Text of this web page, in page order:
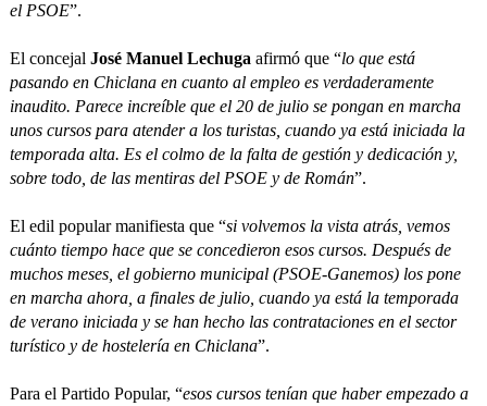
el PSOE”.
El concejal José Manuel Lechuga afirmó que “lo que está
pasando en Chiclana en cuanto al empleo es verdaderamente
inaudito. Parece increíble que el 20 de julio se pongan en marcha
unos cursos para atender a los turistas, cuando ya está iniciada la
temporada alta. Es el colmo de la falta de gestión y dedicación y,
sobre todo, de las mentiras del PSOE y de Román”.
El edil popular manifiesta que “si volvemos la vista atrás, vemos
cuánto tiempo hace que se concedieron esos cursos. Después de
muchos meses, el gobierno municipal (PSOE-Ganemos) los pone
en marcha ahora, a finales de julio, cuando ya está la temporada
de verano iniciada y se han hecho las contrataciones en el sector
turístico y de hostelería en Chiclana”.
Para el Partido Popular, “esos cursos tenían que haber empezado a